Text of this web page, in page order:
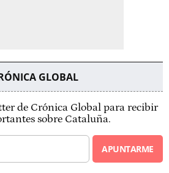
GLOBAL
de Crónica Global para recibir
sobre Cataluña.
APUNTARME